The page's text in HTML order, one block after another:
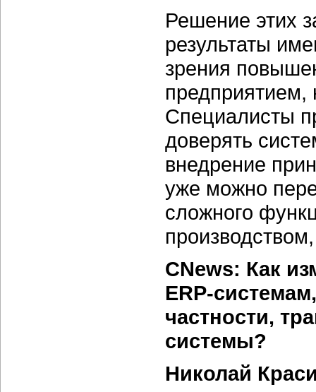
Решение этих
результаты
зрения
предприятием,
Специалисты
доверять
внедрение
уже можно
сложного
CNews: Как
ERP-
частности,
системы?
Николай